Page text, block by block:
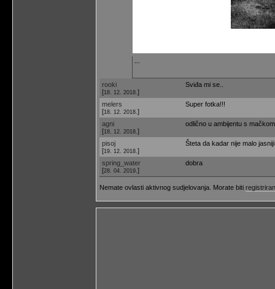
...
rooki
[18. 12. 2018. ]
Sviđa mi se..
melers
[18. 12. 2018. ]
Super fotka!!!
agni
[18. 12. 2018. ]
odlično u ambijentu s
pisoj
[19. 12. 2018. ]
Šteta da kadar nije malo
spring_water
[28. 04. 2019. ]
dobra
Nemate ovlasti aktivnog sudjelovanja. Morate biti